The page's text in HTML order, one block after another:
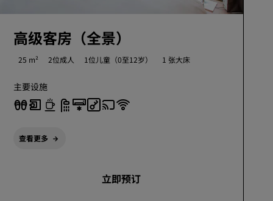
高级客房（全景）
25 m² 2位成人 1位儿童（0至12岁） 1 张大床
主要设施
查看更多
立即预订